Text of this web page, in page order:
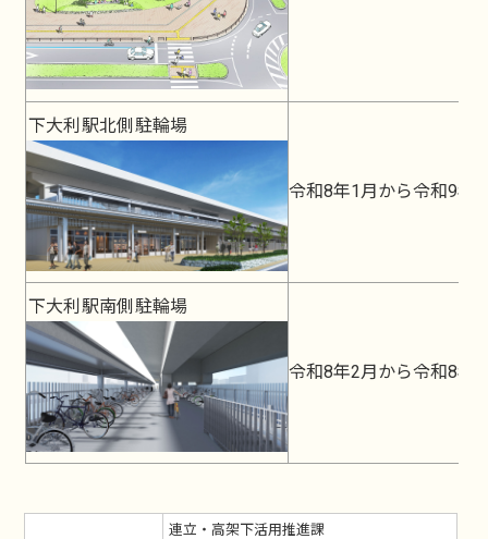
下大利駅北側駐輪場
令和8年1月から令和9年
下大利駅南側駐輪場
令和8年2月から令和8年
連立・高架下活用推進課